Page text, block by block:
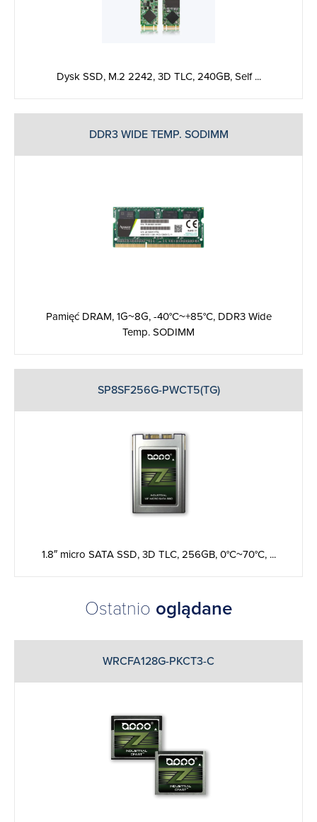
Dysk SSD, M.2 2242, 3D TLC, 240GB, Self ...
DDR3 WIDE TEMP. SODIMM
Pamięć DRAM, 1G~8G, -40°C~+85°C, DDR3 Wide
Temp. SODIMM
SP8SF256G-PWCT5(TG)
1.8″ micro SATA SSD, 3D TLC, 256GB, 0°C~70°C, ...
Ostatnio oglądane
WRCFA128G-PKCT3-C